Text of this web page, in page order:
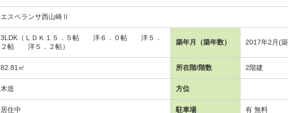
エスペランサ西山崎Ⅱ
3LDK（ＬＤＫ１５．５帖 洋６．０帖 洋５．
２帖 洋５．２帖）
築年月（築年数） 2017年2月(
82.81㎡ 所在階/階数 2階建
木造 方位
居住中 駐車場 有 無料